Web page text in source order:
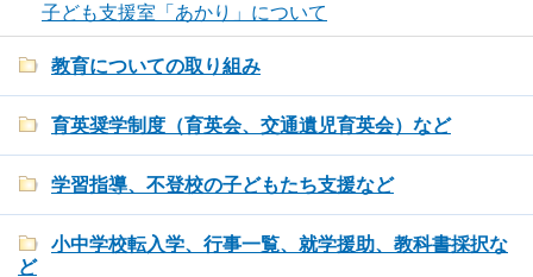
子ども支援室「あかり」について
教育についての取り組み
育英奨学制度（育英会、交通遺児育英会）など
学習指導、不登校の子どもたち支援など
小中学校転入学、行事一覧、就学援助、教科書採択な
ど